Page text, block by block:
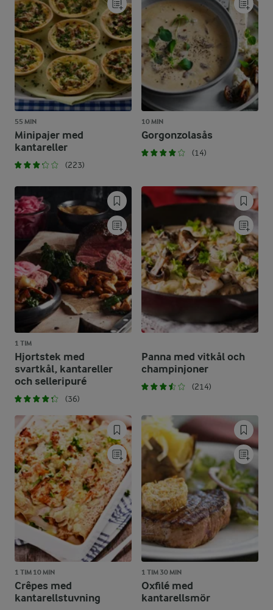
55 MIN
Minipajer med
kantareller
(223)
10 MIN
Gorgonzolasås
(14)
1 TIM
Hjortstek med
svartkål, kantareller
och selleripuré
(36)
Panna med vitkål och
champinjoner
(214)
1 TIM 10 MIN
Crêpes med
kantarellstuvning
1 TIM 30 MIN
Oxfilé med
kantarellsmör